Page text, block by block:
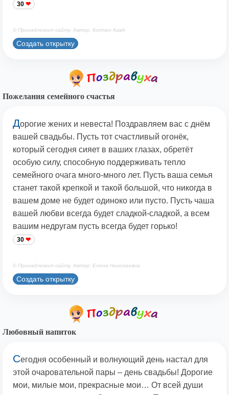
30
© Принадлежит сайту. Автор: Костен КавА
Создать открытку
Пожелания семейного счастья
Дорогие жених и невеста! Поздравляем вас с днём
вашей свадьбы. Пусть тот счастливый огонёк,
который сегодня сияет в ваших глазах, обретёт
особую силу, способную поддерживать тепло
семейного очага много-много лет. Пусть ваша семья
станет такой крепкой и такой большой, что никогда в
вашем доме не будет одиноко или пусто. Пусть чаша
вашей любви всегда будет сладкой-сладкой, а всем
вашим недругам пусть всегда будет горько!
30
© Принадлежит сайту. Автор: Елена Николаевна
Создать открытку
Любовный напиток
Сегодня особенный и волнующий день настал для
этой очаровательной пары – день свадьбы! Дорогие
мои, милые мои, прекрасные мои… От всей души